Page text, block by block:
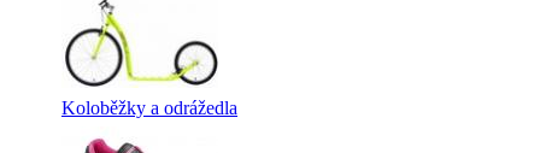
Koloběžky a odrážedla